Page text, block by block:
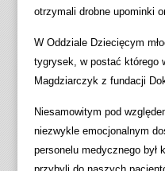
otrzymali drobne upominki
W Oddziale Dziecięcym
tygrysek, w postać którego
Magdziarczyk z fundacji
Niesamowitym pod
niezwykle emocjonalnym
personelu medycznego był